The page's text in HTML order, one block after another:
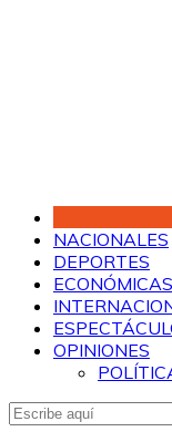
NACIONALES
DEPORTES
ECONÓMICAS
OPINIONES